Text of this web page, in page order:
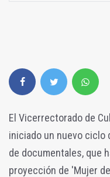
El Vicerrectorado de
iniciado un nuevo ciclo
de documentales, que
proyección de 'Mujer